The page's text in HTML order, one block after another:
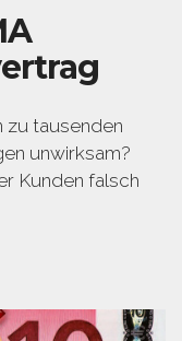
zu tausenden
unwirksam?
Kunden falsch